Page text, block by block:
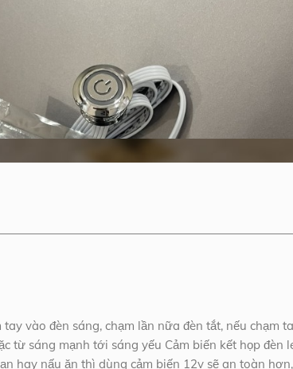
vào đèn sáng, chạm lần nữa đèn tắt, nếu chạm
từ sáng mạnh tới sáng yếu Cảm biến kết họp đèn
hay nấu ăn thì dùng cảm biến 12v sẽ an toàn